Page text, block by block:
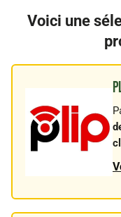
Voici une